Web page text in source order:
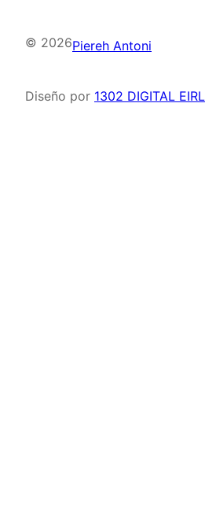
© 2026Piereh Antoni
Diseño por 1302 DIGITAL EIRL